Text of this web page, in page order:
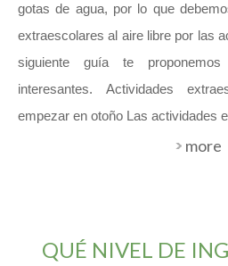
gotas de agua, por lo que
extraescolares al aire libre por las
siguiente guía te
interesantes. Actividades
empezar en otoño Las actividades
more
QUÉ NIVEL DE